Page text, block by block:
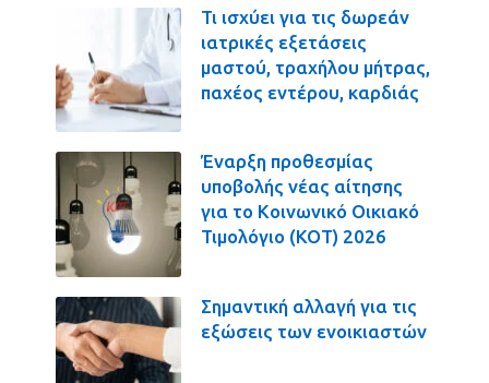
Τι ισχύει για τις δωρεάν
ιατρικές εξετάσεις
μαστού, τραχήλου μήτρας,
παχέος εντέρου, καρδιάς
Έναρξη προθεσμίας
υποβολής νέας αίτησης
για το Κοινωνικό Οικιακό
Τιμολόγιο (ΚΟΤ) 2026
Σημαντική αλλαγή για τις
εξώσεις των ενοικιαστών